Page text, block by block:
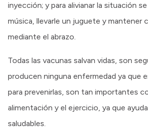
inyección; y para alivianar la situación
música, llevarle un juguete y mantener
mediante el abrazo.
Todas las vacunas salvan vidas, son
producen ninguna enfermedad ya que
para prevenirlas, son tan importantes
alimentación y el ejercicio, ya que
saludables.